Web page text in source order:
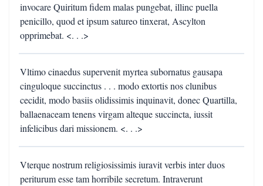
invocare Quiritum fidem malas pungebat, illinc puella
penicillo, quod et ipsum satureo tinxerat, Ascylton
opprimebat. <. . .>
Vltimo cinaedus supervenit myrtea subornatus gausapa
cinguloque succinctus . . . modo extortis nos clunibus
cecidit, modo basiis olidissimis inquinavit, donec Quartilla,
ballaenaceam tenens virgam alteque succincta, iussit
infelicibus dari missionem. <. . .>
Vterque nostrum religiosissimis iuravit verbis inter duos
periturum esse tam horribile secretum. Intraverunt